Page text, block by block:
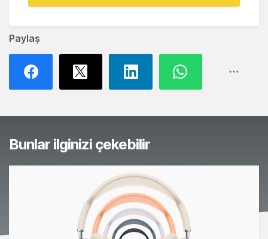
Paylaş
Bunlar ilginizi çekebilir